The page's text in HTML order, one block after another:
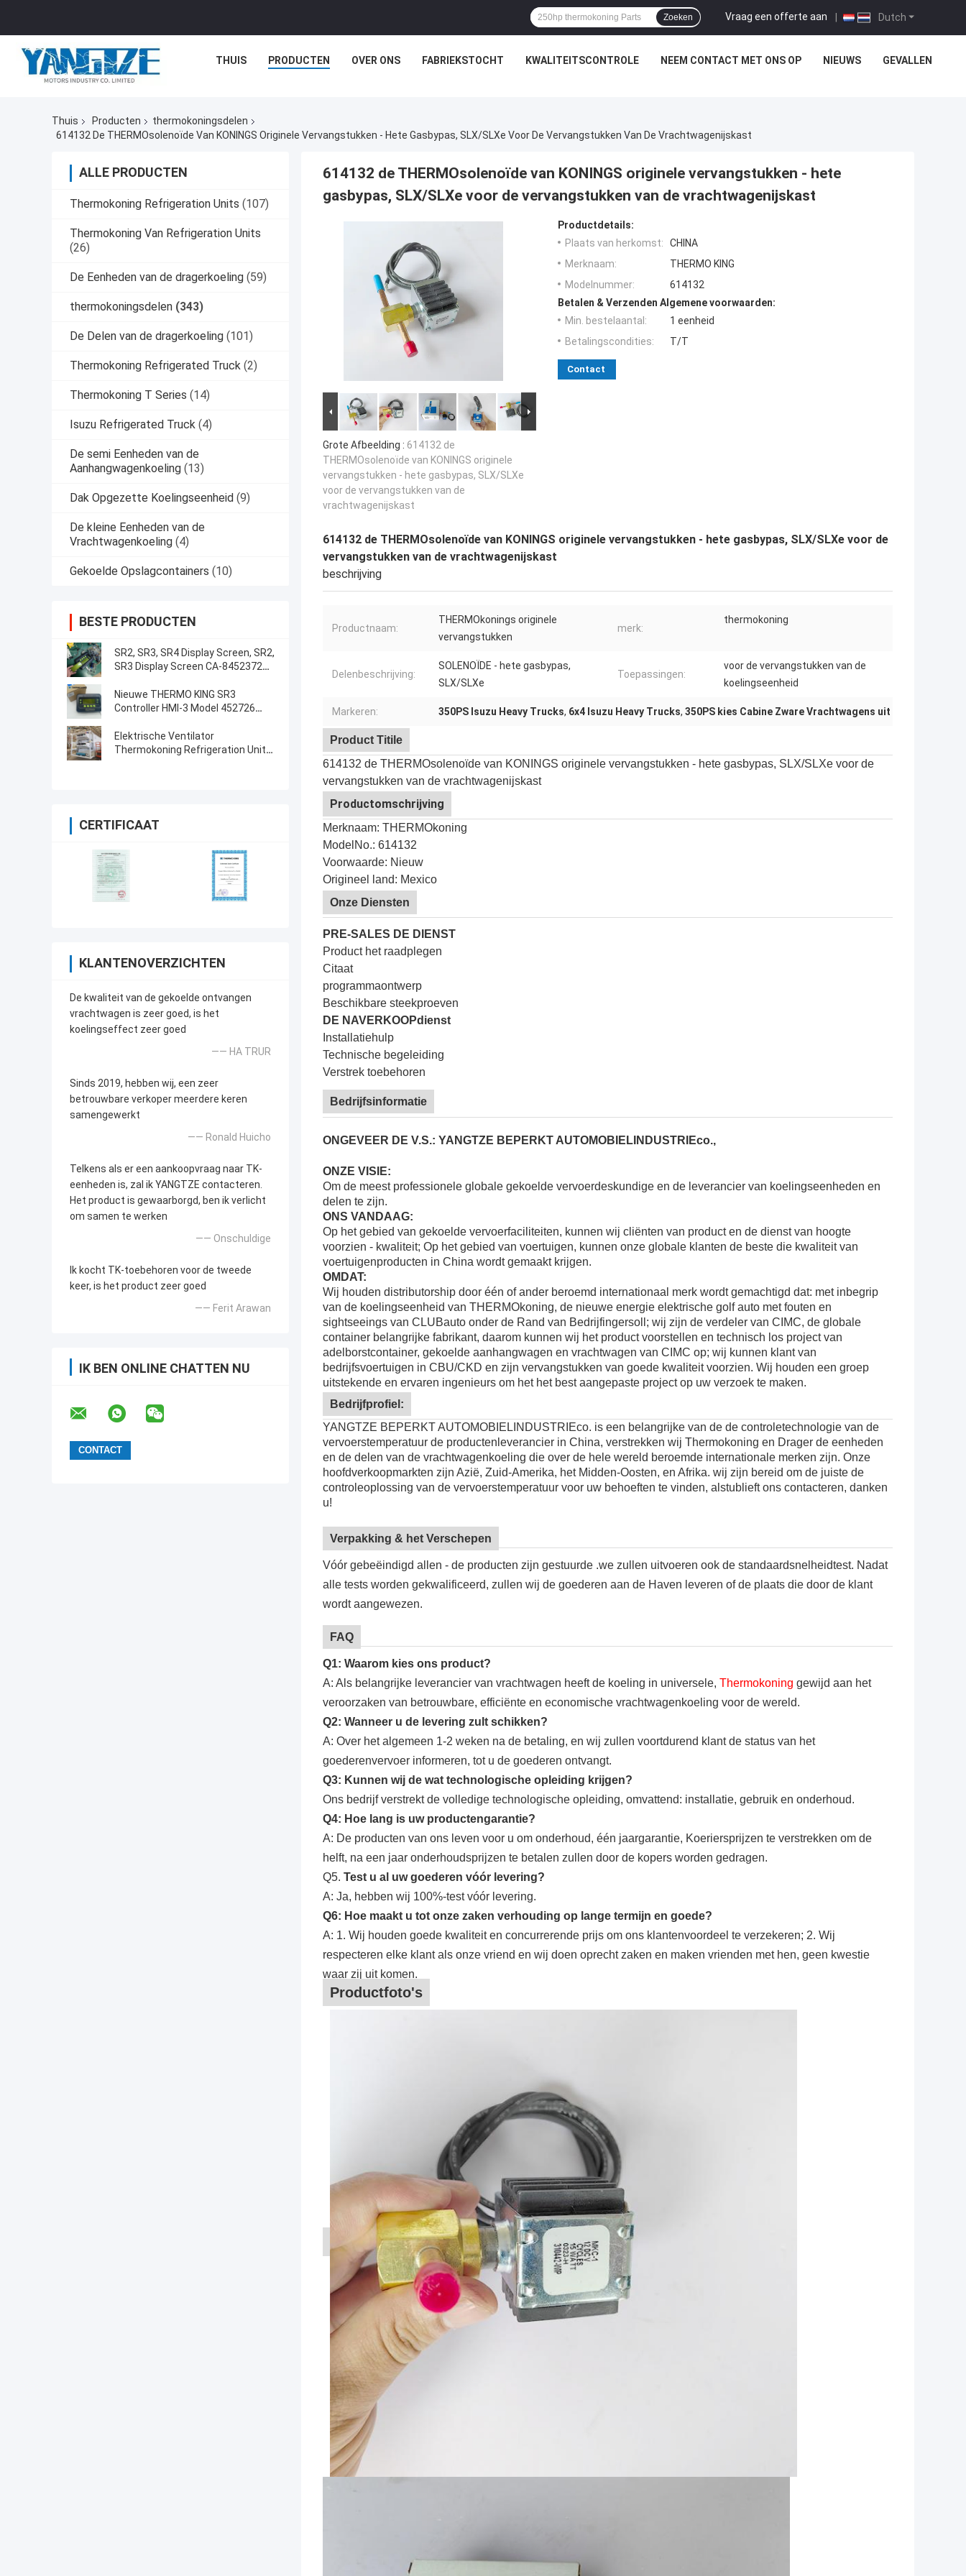
Dutch
Vraag een offerte aan |
Zoeken
THUIS PRODUCTEN OVER ONS FABRIEKSTOCHT KWALITEITSCONTROLE NEEM CONTACT MET ONS OP NIEUWS GEVALLEN
Thuis Producten
thermokoningsdelen
614132 De THERMOsolenoïde Van KONINGS Originele Vervangstukken - Hete Gasbypas, SLX/SLXe Voor De Vervangstukken Van De Vrachtwagenijskast
ALLE PRODUCTEN
Thermokoning Refrigeration Units (107)
Thermokoning Van Refrigeration Units
(26)
De Eenheden van de dragerkoeling (59)
thermokoningsdelen (343)
De Delen van de dragerkoeling (101)
Thermokoning Refrigerated Truck (2)
Thermokoning T Series (14)
Isuzu Refrigerated Truck (4)
De semi Eenheden van de
Aanhangwagenkoeling (13)
Dak Opgezette Koelingseenheid (9)
De kleine Eenheden van de
Vrachtwagenkoeling (4)
Gekoelde Opslagcontainers (10)
BESTE PRODUCTEN
SR2, SR3, SR4 Display Screen, SR2,
SR3 Display Screen CA-8452372
voor THERMO KING SB210 SB230
HMI Aftermarket Spare Parts
Nieuwe THERMO KING SR3
Controller HMI-3 Model 452726
SR3 SR4
Elektrische Ventilator
Thermokoning Refrigeration Unit
CERTIFICAAT
KLANTENOVERZICHTEN
De kwaliteit van de gekoelde ontvangen
vrachtwagen is zeer goed, is het
koelingseffect zeer goed
—— HA TRUR
Sinds 2019, hebben wij, een zeer
betrouwbare verkoper meerdere keren
samengewerkt
—— Ronald Huicho
Telkens als er een aankoopvraag naar TK-
eenheden is, zal ik YANGTZE contacteren.
Het product is gewaarborgd, ben ik verlicht
om samen te werken
—— Onschuldige
Ik kocht TK-toebehoren voor de tweede
keer, is het product zeer goed
—— Ferit Arawan
IK BEN ONLINE CHATTEN NU
614132 de THERMOsolenoïde van KONINGS originele vervangstukken - hete
gasbypas, SLX/SLXe voor de vervangstukken van de vrachtwagenijskast
Grote Afbeelding : 614132 de
THERMOsolenoïde van KONINGS originele
vervangstukken - hete gasbypas, SLX/SLXe
voor de vervangstukken van de
vrachtwagenijskast
Productdetails:
Plaats van herkomst:
CHINA
Merknaam:
THERMO KING
Modelnummer:
614132
Betalen & Verzenden Algemene voorwaarden:
Min. bestelaantal:
1 eenheid
Betalingscondities:
T/T
Contact
614132 de THERMOsolenoïde van KONINGS originele vervangstukken - hete gasbypas, SLX/SLXe voor de
vervangstukken van de vrachtwagenijskast
beschrijving
Productnaam:
THERMOkonings originele
vervangstukken
merk:
thermokoning
Delenbeschrijving:
SOLENOÏDE - hete gasbypas,
SLX/SLXe
Toepassingen:
voor de vervangstukken van de
koelingseenheid
Markeren: 350PS Isuzu Heavy Trucks, 6x4 Isuzu Heavy Trucks, 350PS kies Cabine Zware Vrachtwagens uit
Product Titile
614132 de THERMOsolenoïde van KONINGS originele vervangstukken - hete gasbypas, SLX/SLXe voor de
vervangstukken van de vrachtwagenijskast
Productomschrijving
Merknaam: THERMOkoning
ModelNo.: 614132
Voorwaarde: Nieuw
Origineel land: Mexico
Onze Diensten
PRE-SALES DE DIENST
Product het raadplegen
Citaat
programmaontwerp
Beschikbare steekproeven
DE NAVERKOOPdienst
Installatiehulp
Technische begeleiding
Verstrek toebehoren
Bedrijfsinformatie
ONGEVEER DE V.S.: YANGTZE BEPERKT AUTOMOBIELINDUSTRIEco.,
ONZE VISIE:
Om de meest professionele globale gekoelde vervoerdeskundige en de leverancier van koelingseenheden en
delen te zijn.
ONS VANDAAG:
Op het gebied van gekoelde vervoerfaciliteiten, kunnen wij cliënten van product en de dienst van hoogte
voorzien - kwaliteit; Op het gebied van voertuigen, kunnen onze globale klanten de beste die kwaliteit van
voertuigenproducten in China wordt gemaakt krijgen.
OMDAT:
Wij houden distributorship door één of ander beroemd internationaal merk wordt gemachtigd dat: met inbegrip
van de koelingseenheid van THERMOkoning, de nieuwe energie elektrische golf auto met fouten en
sightseeings van CLUBauto onder de Rand van Bedrijfingersoll; wij zijn de verdeler van CIMC, de globale
container belangrijke fabrikant, daarom kunnen wij het product voorstellen en technisch los project van
adelborstcontainer, gekoelde aanhangwagen en vrachtwagen van CIMC op; wij kunnen klant van
bedrijfsvoertuigen in CBU/CKD en zijn vervangstukken van goede kwaliteit voorzien. Wij houden een groep
uitstekende en ervaren ingenieurs om het het best aangepaste project op uw verzoek te maken.
Bedrijfprofiel:
YANGTZE BEPERKT AUTOMOBIELINDUSTRIEco. is een belangrijke van de de controletechnologie van de
vervoerstemperatuur de productenleverancier in China, verstrekken wij Thermokoning en Drager de eenheden
en de delen van de vrachtwagenkoeling die over de hele wereld beroemde internationale merken zijn. Onze
hoofdverkoopmarkten zijn Azië, Zuid-Amerika, het Midden-Oosten, en Afrika. wij zijn bereid om de juiste de
controleoplossing van de vervoerstemperatuur voor uw behoeften te vinden, alstublieft ons contacteren, danken
u!
Verpakking & het Verschepen
Vóór gebeëindigd allen - de producten zijn gestuurde .we zullen uitvoeren ook de standaardsnelheidtest. Nadat
alle tests worden gekwalificeerd, zullen wij de goederen aan de Haven leveren of de plaats die door de klant
wordt aangewezen.
FAQ
Q1: Waarom kies ons product?
A: Als belangrijke leverancier van vrachtwagen heeftde koeling in universele, Thermokoning gewijd aan het
veroorzaken van betrouwbare, efficiënte en economische vrachtwagenkoeling voor de wereld.
Q2: Wanneer u de levering zult schikken?
A: Over het algemeen 1-2 weken na de betaling, en wij zullen voortdurend klant de status van het
goederenvervoer informeren, tot u de goederen ontvangt.
Q3: Kunnen wij de wat technologische opleiding krijgen?
Ons bedrijfverstrekt de volledige technologische opleiding, omvattend: installatie, gebruik en onderhoud.
Q4: Hoe lang is uw productengarantie?
A: De producten van ons leven voor u om onderhoud, één jaargarantie, Koeriersprijzen te verstrekken om de
helft, na een jaar onderhoudsprijzen te betalen zullen door de kopers worden gedragen.
Q5. Test u al uw goederen vóór levering?
A: Ja, hebben wij 100%-test vóór levering.
Q6: Hoe maakt u tot onze zaken verhouding op lange termijn en goede?
A: 1. Wij houden goede kwaliteit en concurrerende prijs om ons klantenvoordeel te verzekeren; 2. Wij
respecteren elke klant als onze vriend en wij doen oprecht zaken en maken vrienden met hen, geen kwestie
waar zij uit komen.
Productfoto's